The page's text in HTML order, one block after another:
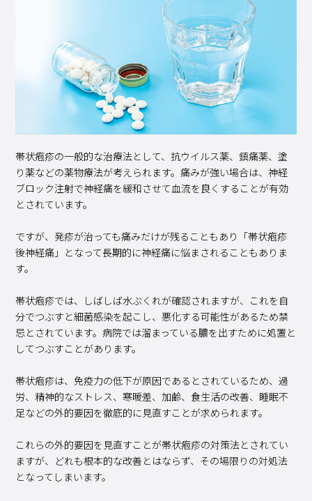
帯状疱疹の一般的な治療法として、抗ウイルス薬、鎮痛薬、塗
り薬などの薬物療法が考えられます。痛みが強い場合は、神経
ブロック注射で神経痛を緩和させて血流を良くすることが有効
とされています。
ですが、発疹が治っても痛みだけが残ることもあり「帯状疱疹
後神経痛」となって長期的に神経痛に悩まされることもありま
す。
帯状疱疹では、しばしば水ぶくれが確認されますが、これを自
分でつぶすと細菌感染を起こし、悪化する可能性があるため禁
忌とされています。病院では溜まっている膿を出すために処置と
してつぶすことがあります。
帯状疱疹は、免疫力の低下が原因であるとされているため、過
労、精神的なストレス、寒暖差、加齢、食生活の改善、睡眠不
足などの外的要因を徹底的に見直すことが求められます。
これらの外的要因を見直すことが帯状疱疹の対策法とされてい
ますが、どれも根本的な改善とはならず、その場限りの対処法
となってしまいます。